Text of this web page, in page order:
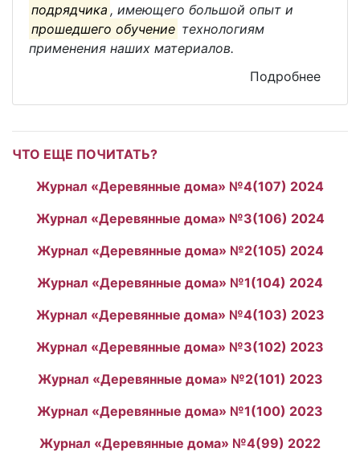
подрядчика , имеющего большой опыт и
прошедшего обучение технологиям
применения наших материалов.
Подробнее
ЧТО ЕЩЕ ПОЧИТАТЬ?
Журнал «Деревянные дома» №4(107) 2024
Журнал «Деревянные дома» №3(106) 2024
Журнал «Деревянные дома» №2(105) 2024
Журнал «Деревянные дома» №1(104) 2024
Журнал «Деревянные дома» №4(103) 2023
Журнал «Деревянные дома» №3(102) 2023
Журнал «Деревянные дома» №2(101) 2023
Журнал «Деревянные дома» №1(100) 2023
Журнал «Деревянные дома» №4(99) 2022